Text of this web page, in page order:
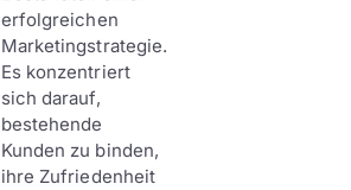
erfolgreichen
Marketingstrategie.
Es konzentriert
sich darauf,
bestehende
Kunden zu binden,
ihre Zufriedenheit